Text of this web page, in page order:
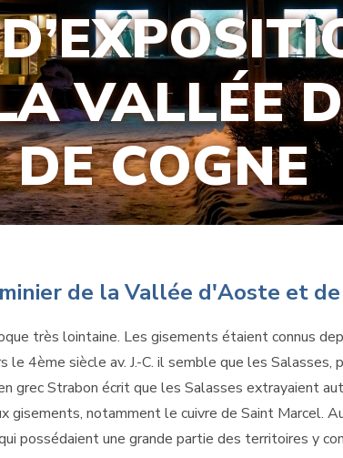
VALLÉE
COGNE
de la Vallée d'Aoste et
très lointaine. Les gisements étaient connus
le 4ème siècle av. J.-C. il semble que les
grec Strabon écrit que les Salasses extrayaient
gisements, notamment le cuivre de Saint Marcel.
possédaient une grande partie des territoires y